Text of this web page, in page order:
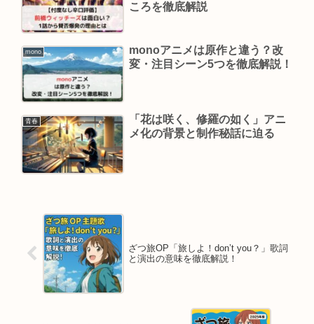
ころを徹底解説
mono
monoアニメは原作と違う？改
変・注目シーン5つを徹底解説！
青春
「花は咲く、修羅の如く」アニ
メ化の背景と制作秘話に迫る
ざつ旅OP「旅しよ！don’t you？」歌詞
と演出の意味を徹底解説！